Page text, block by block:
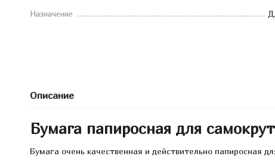
Назначение
Описание
Бумага папиросная для
Бумага очень качественная и действительно папиросная